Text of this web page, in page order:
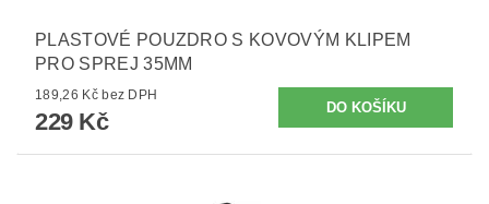
PLASTOVÉ POUZDRO S KOVOVÝM KLIPEM
PRO SPREJ 35MM
189,26 Kč bez DPH
229 Kč